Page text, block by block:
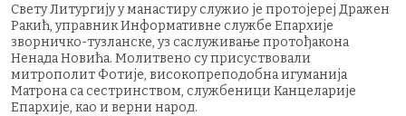
Свету Литургију у манастиру служио је протојереј Дражен
Ракић, управник Информативне службе Епархије
зворничко-тузланске, уз саслуживање протођакона
Ненада Новића. Молитвено су присуствовали
митрополит Фотије, високопреподобна игуманија
Матрона са сестринством, службеници Канцеларије
Епархије, као и верни народ.